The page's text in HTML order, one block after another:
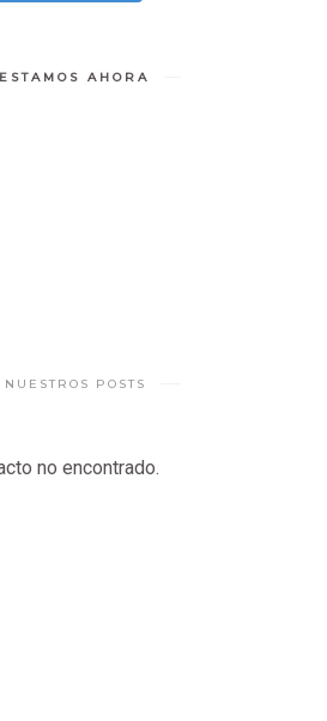
AHORA
POSTS
no encontrado.